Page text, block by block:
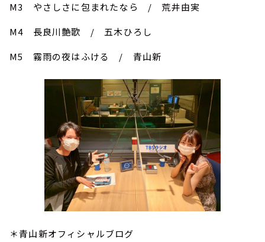
M3 やさしさに包まれたなら / 荒井由実
M4 長良川艶歌 / 五木ひろし
M5 霧雨の夜はふける / 青山新
＊青山新オフィシャルブログ